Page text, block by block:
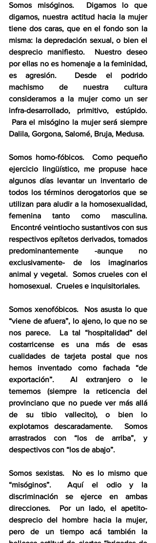
Somos misóginos.  Digamos lo que
digamos, nuestra actitud hacia la mujer
tiene dos caras, que en el fondo son la
misma: la depredación sexual, o bien el
desprecio manifiesto.  Nuestro deseo
por ellas no es homenaje a la feminidad,
es agresión.  Desde el podrido
machismo de nuestra cultura
consideramos a la mujer como un ser
infra-desarrollado, primitivo, estúpido.
Para el misógino la mujer será siempre
Dalila, Gorgona, Salomé, Bruja, Medusa.
Somos homo-fóbicos.  Como pequeño
ejercicio lingüístico, me propuse hace
algunos días levantar un inventario de
todos los términos derogatorios que se
utilizan para aludir a la homosexualidad,
femenina tanto como masculina.
Encontré veintiocho sustantivos con sus
respectivos epítetos derivados, tomados
predominantemente -aunque no
exclusivamente- de los imaginarios
animal y vegetal.  Somos crueles con el
homosexual.  Crueles e inquisitoriales.
Somos xenofóbicos.  Nos asusta lo que
“viene de afuera”, lo ajeno, lo que no se
nos parece.  La tal “hospitalidad” del
costarricense es una más de esas
cualidades de tarjeta postal que nos
hemos inventado como fachada “de
exportación”.  Al extranjero o le
tememos (siempre la reticencia del
provinciano que no puede ver más allá
de su tibio vallecito), o bien lo
explotamos descaradamente.  Somos
arrastrados con “los de arriba”, y
despectivos con “los de abajo”.
Somos sexistas.  No es lo mismo que
“misóginos”.  Aquí el odio y la
discriminación se ejerce en ambas
direcciones.  Por un lado, el apetito-
desprecio del hombre hacia la mujer,
pero de un tiempo acá también la